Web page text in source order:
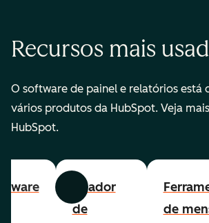
Recursos mais
O software de painel e relatórios está
vários produtos da HubSpot. Veja
HubSpot.
Anterior Avançar
Criador
de
de